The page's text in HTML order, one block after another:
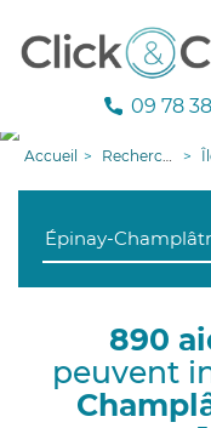
09 78
Accueil Recherche aide à domicile
890
peuvent